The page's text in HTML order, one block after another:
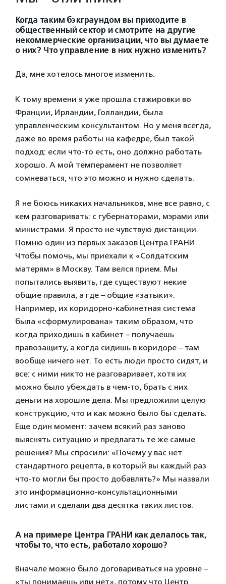
Когда таким бэкграундом вы приходите в
общественный сектор и смотрите на другие
некоммерческие организации, что вы думаете
о них? Что управление в них нужно изменить?
Да, мне хотелось многое изменить.
К тому времени я уже прошла стажировки во
Франции, Ирландии, Голландии, была
управленческим консультантом. Но у меня всегда,
даже во время работы на кафедре, был такой
подход: если что-то есть, оно должно работать
хорошо. А мой темперамент не позволяет
сомневаться, что это можно и нужно сделать.
Я не боюсь никаких начальников, мне все равно, с
кем разговаривать: с губернаторами, мэрами или
министрами. Я просто не чувствую дистанции.
Помню один из первых заказов Центра ГРАНИ.
Чтобы помочь, мы приехали к «Солдатским
матерям» в Москву. Там велся прием. Мы
попытались выявить, где существуют некие
общие правила, а где – общие «затыки».
Например, их коридорно-кабинетная система
была «сформулирована» таким образом, что
когда приходишь в кабинет – получаешь
правозащиту, а когда сидишь в коридоре – там
вообще ничего нет. То есть люди просто сидят, и
все: с ними никто не разговаривает, хотя их
можно было убеждать в чем-то, брать с них
деньги на хорошие дела. Мы предложили целую
конструкцию, что и как можно было бы сделать.
Еще один момент: зачем всякий раз заново
выяснять ситуацию и предлагать те же самые
решения? Мы спросили: «Почему у вас нет
стандартного рецепта, в который вы каждый раз
что-то могли бы просто добавлять?» Мы назвали
это информационно-консультационными
листами и сделали два десятка таких листов.
А на примере Центра ГРАНИ как делалось так,
чтобы то, что есть, работало хорошо?
Вначале можно было договариваться на уровне –
«ты понимаешь или нет», потому что Центр